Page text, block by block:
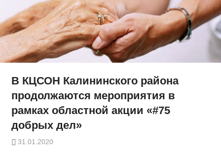
В КЦСОН Калининского района
продолжаются мероприятия в
рамках областной акции «#75
добрых дел»
31.01.2020